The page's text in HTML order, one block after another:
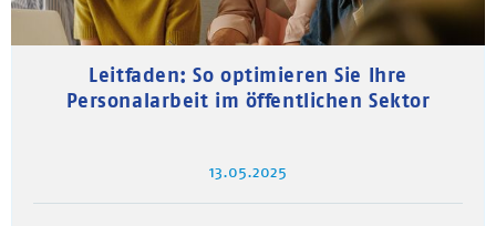
Leitfaden: So optimieren Sie Ihre
Personalarbeit im öffentlichen Sektor
13.05.2025